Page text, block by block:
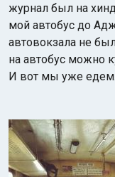
журнал был на
мой автобус до
автовокзала не
на автобус можно
И вот мы уже едем.